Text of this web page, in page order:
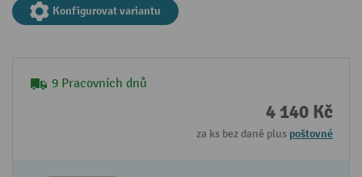
Konfigurovat variantu
9 Pracovních dnů
4 140 Kč
za ks bez daně plus poštovné